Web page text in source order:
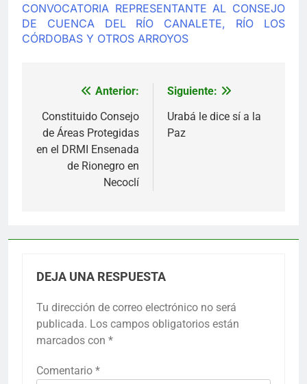
CONVOCATORIA REPRESENTANTE AL CONSEJO
DE CUENCA DEL RÍO CANALETE, RÍO LOS
CÓRDOBAS Y OTROS ARROYOS
Navegación
de
entradas
Anterior:
Constituido Consejo
de Áreas Protegidas
en el DRMI Ensenada
de Rionegro en
Necoclí
Siguiente:
Urabá le dice sí a la
Paz
DEJA UNA RESPUESTA
Tu dirección de correo electrónico no será
publicada. Los campos obligatorios están
marcados con *
Comentario *